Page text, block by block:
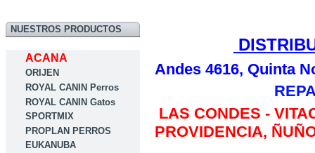
NUESTROS PRODUCTOS
ACANA
ORIJEN
ROYAL CANIN Perros
ROYAL CANIN Gatos
SPORTMIX
PROPLAN PERROS
EUKANUBA
Andes 4616, Quinta
LAS CONDES -
PROVIDENCIA,